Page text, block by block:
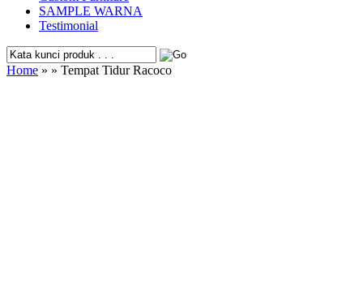
SAMPLE WARNA
Testimonial
Home » » Tempat Tidur Racoco